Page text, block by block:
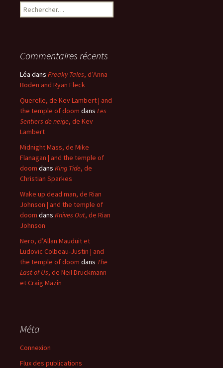
Rechercher :
Commentaires récents
Léa dans Freaky Tales, d’Anna
Boden and Ryan Fleck
Querelle, de Kev Lambert | and
the temple of doom dans Les
Sentiers de neige, de Kev
Lambert
Midnight Mass, de Mike
Flanagan | and the temple of
doom dans King Tide, de
Christian Sparkes
Wake up dead man, de Rian
Johnson | and the temple of
doom dans Knives Out, de Rian
Johnson
Nero, d’Allan Mauduit et
Ludovic Colbeau-Justin | and
the temple of doom dans The
Last of Us, de Neil Druckmann
et Craig Mazin
Méta
Connexion
Flux des publications